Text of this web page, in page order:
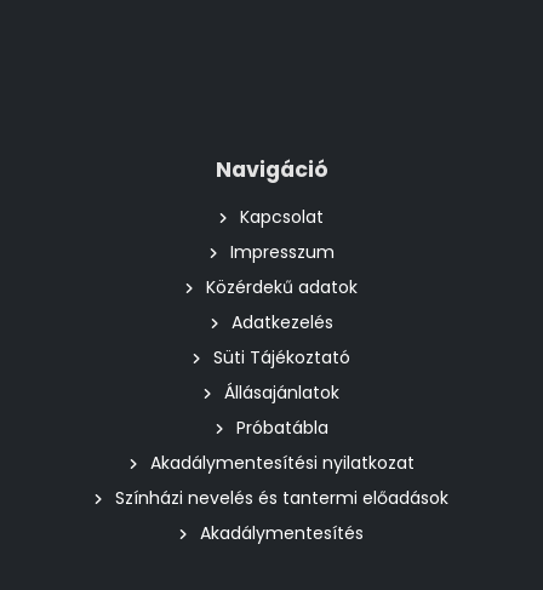
Navigáció
Kapcsolat
Impresszum
Közérdekű adatok
Adatkezelés
Süti Tájékoztató
Állásajánlatok
Próbatábla
Akadálymentesítési nyilatkozat
Színházi nevelés és tantermi előadások
Akadálymentesítés